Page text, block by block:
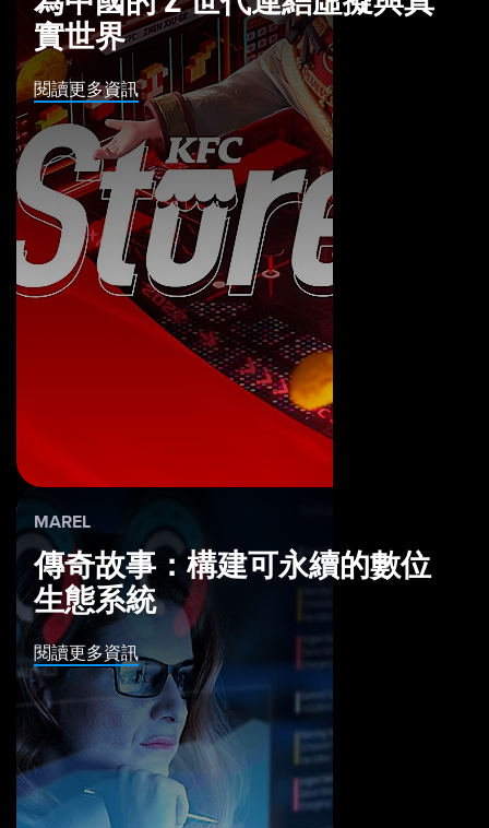
實世界
閱讀更多資訊
MAREL
傳奇故事：構建可永續的數位
生態系統
閱讀更多資訊